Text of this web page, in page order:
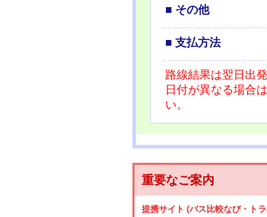
■ その他
■ 支払方法
路線結果は翌日出
日付が異なる場合
い。
重要なご案内
提携サイト (バス比較なび・ト